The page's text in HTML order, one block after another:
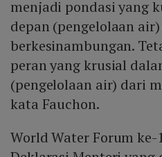
menjadi pondasi yang
depan (pengelolaan
berkesinambungan.
peran yang krusial
(pengelolaan air) dari
kata Fauchon.
World Water Forum